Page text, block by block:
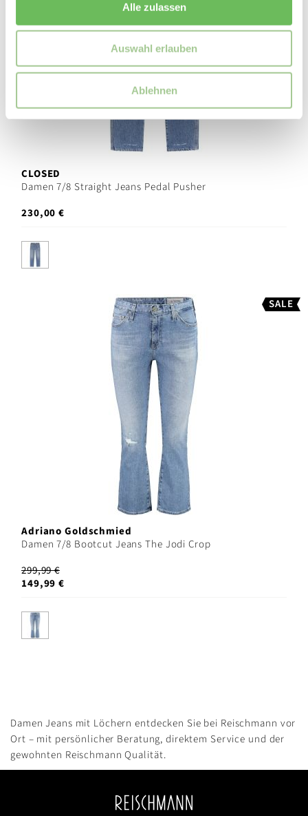
Alle zulassen
Auswahl erlauben
Ablehnen
CLOSED
Damen 7/8 Straight Jeans Pedal Pusher
230,00 €
SALE
Adriano Goldschmied
Damen 7/8 Bootcut Jeans The Jodi Crop
299,99 €
149,99 €
Damen Jeans mit Löchern entdecken Sie bei Reischmann vor
Ort – mit persönlicher Beratung, direktem Service und der
gewohnten Reischmann Qualität.